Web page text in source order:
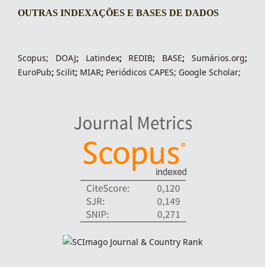
indexacoes-fronteiras
OUTRAS INDEXAÇÕES E BASES DE DADOS
Scopus; DOAJ; Latindex; REDIB; BASE;Sumários.org;
EuroPub; Scilit; MIAR; Periódicos CAPES; Google Scholar;
indexadores-fronteiras